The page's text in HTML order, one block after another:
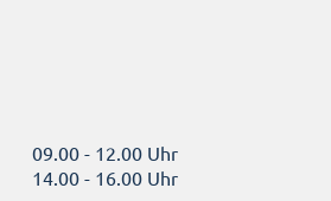
09.00 - 12.00 Uhr
14.00 - 16.00 Uhr